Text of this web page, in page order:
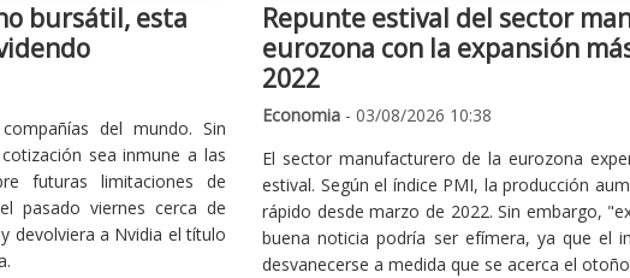
bursátil, esta
del mundo. Sin
sea inmune a las
futuras limitaciones de
pasado viernes cerca de
devolviera a Nvidia el título
Repunte estival del sector
eurozona con la expansión
2022
Economia - 03/08/2026 10:38
El sector manufacturero de la eurozona
estival. Según el índice PMI, la producción
rápido desde marzo de 2022. Sin embargo,
buena noticia podría ser efímera, ya que el
desvanecerse a medida que se acerca el